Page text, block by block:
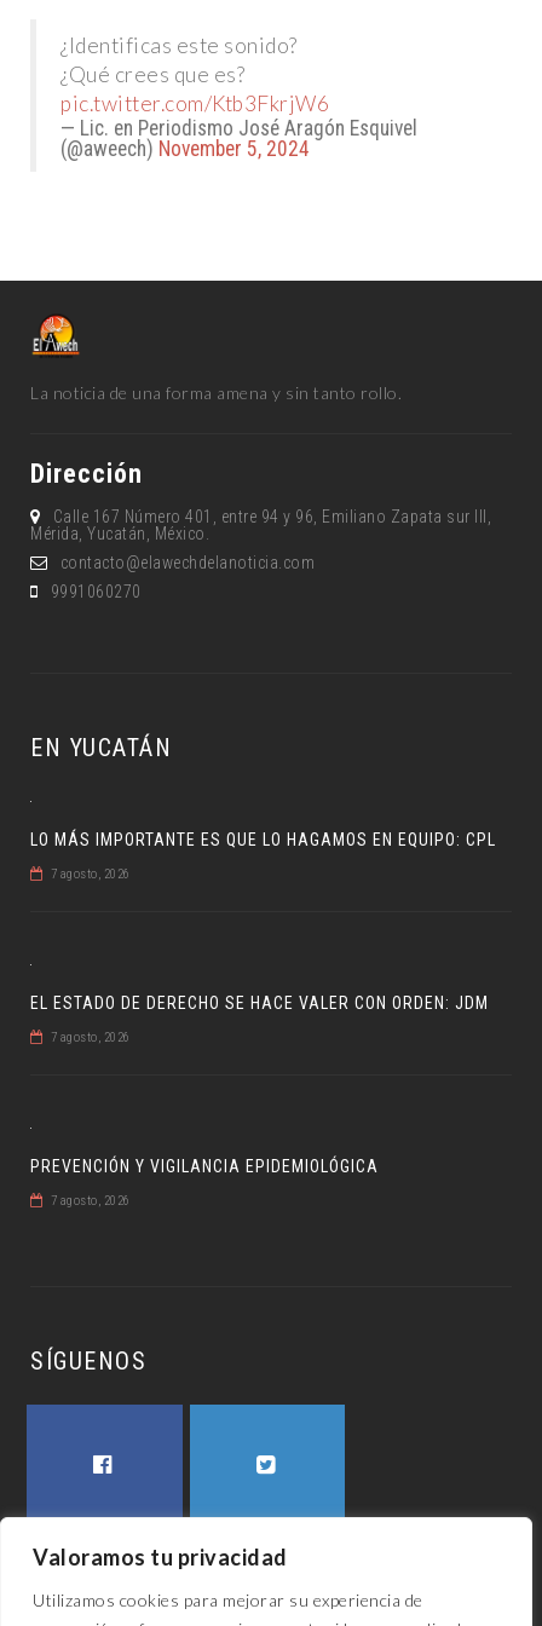
Valoramos tu privacidad
Utilizamos cookies para mejorar su experiencia de
¿Identificas este sonido?
¿Qué crees que es?
pic.twitter.com/Ktb3FkrjW6
— Lic. en Periodismo José Aragón Esquivel
(@aweech) November 5, 2024
La noticia de una forma amena y sin tanto rollo.
Dirección
Calle 167 Número 401, entre 94 y 96, Emiliano Zapata sur lll,
Mérida, Yucatán, México.
contacto@elawechdelanoticia.com
9991060270
EN YUCATÁN
LO MÁS IMPORTANTE ES QUE LO HAGAMOS EN EQUIPO: CPL
7 agosto, 2026
EL ESTADO DE DERECHO SE HACE VALER CON ORDEN: JDM
7 agosto, 2026
PREVENCIÓN Y VIGILANCIA EPIDEMIOLÓGICA
7 agosto, 2026
SÍGUENOS